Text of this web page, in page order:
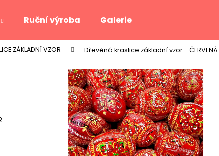
Ruční výroba Galerie
ZÁKLADNÍ VZOR Dřevěná kraslice základní vzor - ČERVENÁ
Co potřebujete najít?
HLEDAT
Doporučujeme